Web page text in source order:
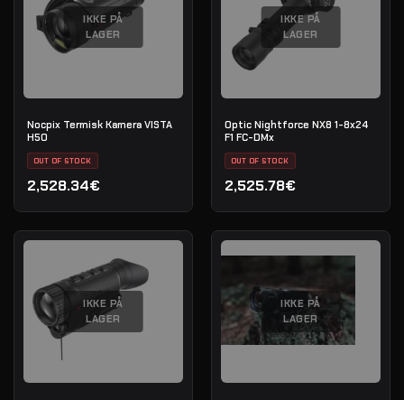
IKKE PÅ
LAGER
Nocpix Termisk Kamera VISTA
H50
OUT OF STOCK
2,528.34€
IKKE PÅ
LAGER
Optic Nightforce NX8 1-8x24
F1 FC-DMx
OUT OF STOCK
2,525.78€
IKKE PÅ
LAGER
IKKE PÅ
LAGER